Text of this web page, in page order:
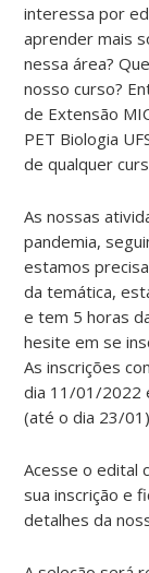
interessa por
aprender mais
nessa área?
nosso curso?
de Extensão
PET Biologia
de qualquer
As nossas
pandemia,
estamos
da temática,
e tem 5 horas
hesite em se
As inscrições
dia 11/01/2022
(até o dia 23/
Acesse o edital
sua inscrição e
detalhes da